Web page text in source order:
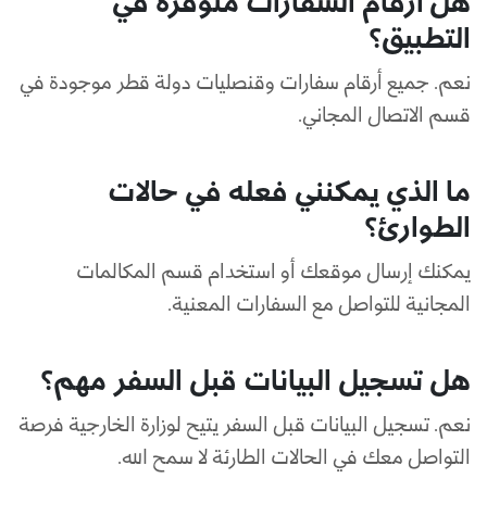
التطبيق؟
نعم. جميع أرقام سفارات وقنصليات دولة قطر موجودة في
قسم الاتصال المجاني.
ما الذي يمكنني فعله في حالات
الطوارئ؟
يمكنك إرسال موقعك أو استخدام قسم المكالمات
المجانية للتواصل مع السفارات المعنية.
هل تسجيل البيانات قبل السفر مهم؟
نعم. تسجيل البيانات قبل السفر يتيح لوزارة الخارجية فرصة
التواصل معك في الحالات الطارئة لا سمح الله.